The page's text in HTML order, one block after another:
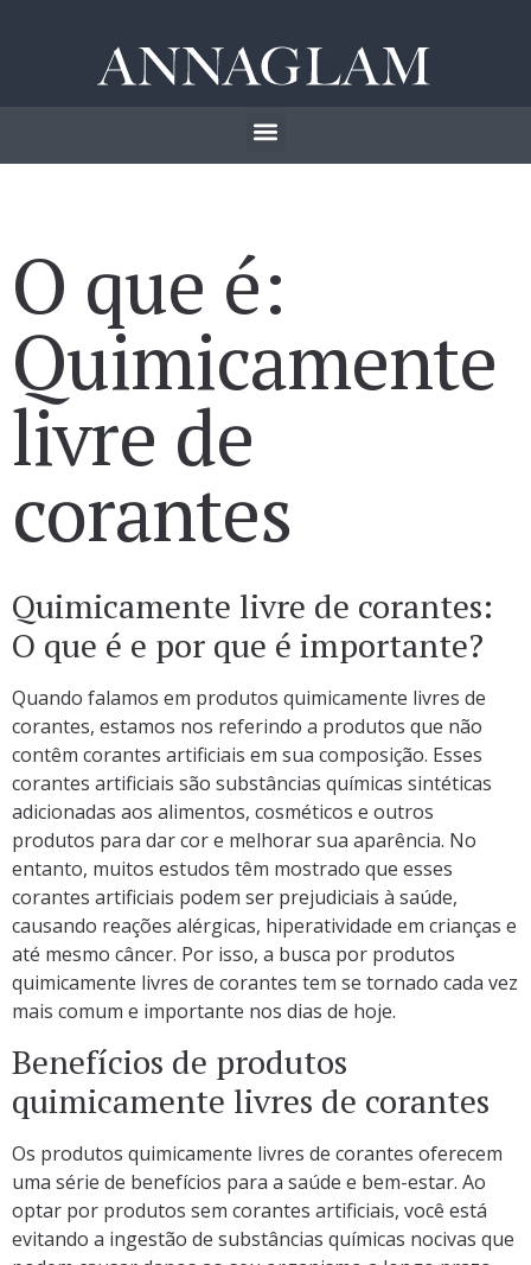
O que é:
Quimicamente
livre de
corantes
Quimicamente livre de corantes:
O que é e por que é importante?
Quando falamos em produtos quimicamente livres de
corantes, estamos nos referindo a produtos que não
contêm corantes artificiais em sua composição. Esses
corantes artificiais são substâncias químicas sintéticas
adicionadas aos alimentos, cosméticos e outros
produtos para dar cor e melhorar sua aparência. No
entanto, muitos estudos têm mostrado que esses
corantes artificiais podem ser prejudiciais à saúde,
causando reações alérgicas, hiperatividade em crianças e
até mesmo câncer. Por isso, a busca por produtos
quimicamente livres de corantes tem se tornado cada vez
mais comum e importante nos dias de hoje.
Benefícios de produtos
quimicamente livres de corantes
Os produtos quimicamente livres de corantes oferecem
uma série de benefícios para a saúde e bem-estar. Ao
optar por produtos sem corantes artificiais, você está
evitando a ingestão de substâncias químicas nocivas que